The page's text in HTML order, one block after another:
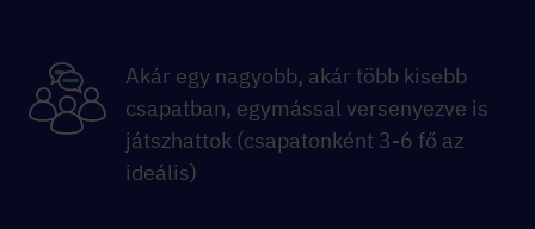
Akár egy nagyobb, akár több kisebb
csapatban, egymással versenyezve is
játszhattok (csapatonként 3-6 fő az
ideális)